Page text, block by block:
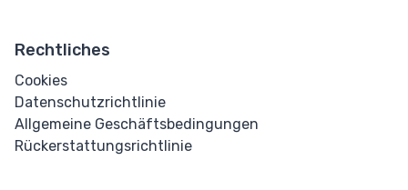
Rechtliches
Cookies
Datenschutzrichtlinie
Allgemeine Geschäftsbedingungen
Rückerstattungsrichtlinie